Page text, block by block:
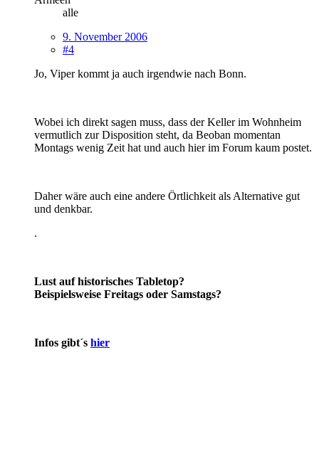
alle
9. November 2006
#4
Jo, Viper kommt ja auch irgendwie nach Bonn.
Wobei ich direkt sagen muss, dass der Keller im Wohnheim
vermutlich zur Disposition steht, da Beoban momentan
Montags wenig Zeit hat und auch hier im Forum kaum postet.
Daher wäre auch eine andere Örtlichkeit als Alternative gut
und denkbar.
.
Lust auf historisches Tabletop?
Beispielsweise Freitags oder Samstags?
Infos gibt´s hier